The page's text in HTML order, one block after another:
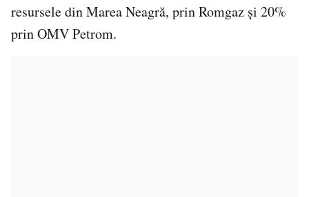
resursele din Marea Neagră, prin Romgaz și 20%
prin OMV Petrom.